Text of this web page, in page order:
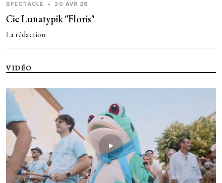
SPECTACLE • 20 AVR 26
Cie Lunatypik "Floris"
La rédaction
VIDÉO